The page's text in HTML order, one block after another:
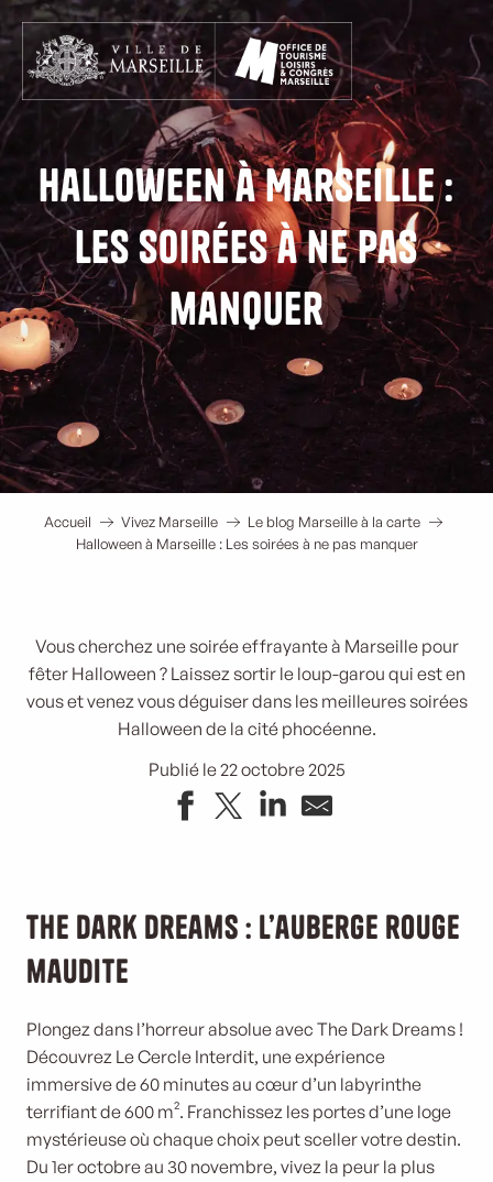
Aller
au
contenu
principal
Halloween à Marseille :
Les soirées à ne pas
manquer
Accueil Vivez Marseille
Le blog Marseille à la carte
Halloween à Marseille : Les soirées à ne pas manquer
Vous cherchez une soirée effrayante à Marseille pour
fêter Halloween ? Laissez sortir le loup-garou qui est en
vous et venez vous déguiser dans les meilleures soirées
Halloween de la cité phocéenne.
Publié le 22 octobre 2025
The Dark Dreams : L’auberge rouge
maudite
Plongez dans l’horreur absolue avec The Dark Dreams !
Découvrez Le Cercle Interdit, une expérience
immersive de 60 minutes au cœur d’un labyrinthe
terrifiant de 600 m². Franchissez les portes d’une loge
mystérieuse où chaque choix peut sceller votre destin.
Du 1er octobre au 30 novembre, vivez la peur la plus